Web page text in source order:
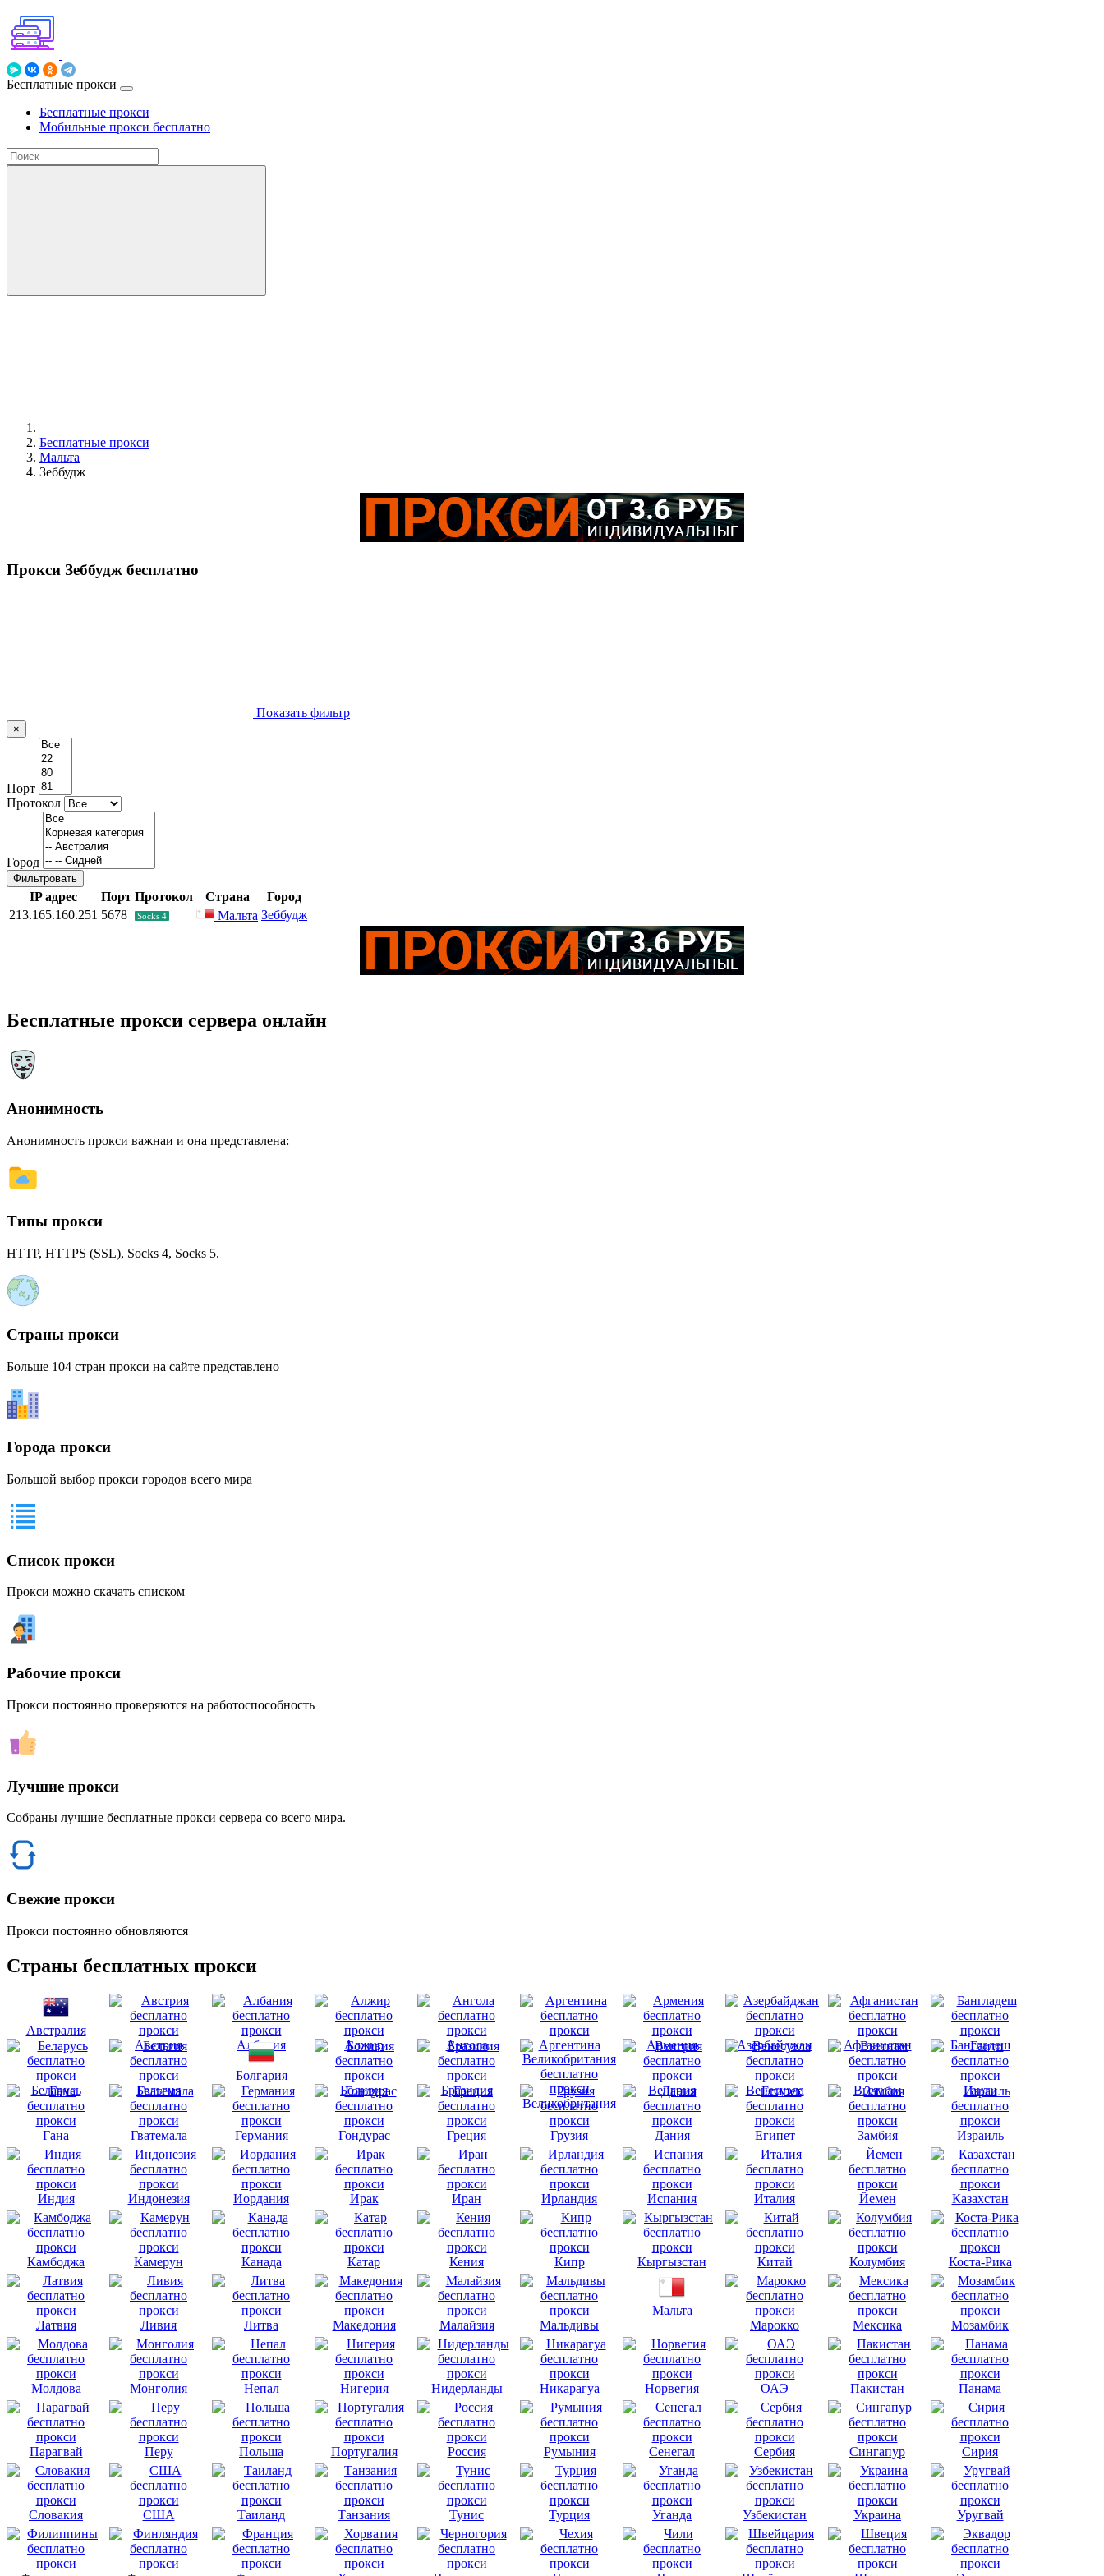
Бесплатные прокси
Бесплатные прокси
Мобильные прокси бесплатно
Бесплатные прокси
Мальта
Зеббудж
Прокси Зеббудж бесплатно
Показать фильтр
×
Порт
Протокол
Город
Фильтровать
IP адрес Порт Протокол Страна
Город
213.165.160.251 5678 Socks 4 Мальта Зеббудж
Бесплатные прокси сервера онлайн
Анонимность
Анонимность прокси важнаи и она представлена:
Типы прокси
HTTP, HTTPS (SSL), Socks 4, Socks 5.
Страны прокси
Больше 104 стран прокси на сайте представлено
Города прокси
Большой выбор прокси городов всего мира
Список прокси
Прокси можно скачать списком
Рабочие прокси
Прокси постоянно проверяются на работоспособность
Лучшие прокси
Собраны лучшие бесплатные прокси сервера со всего мира.
Свежие прокси
Прокси постоянно обновляются
Страны бесплатных прокси
Австралия
Австрия
Албания Алжир Ангола Аргентина Армения Азербайджан Афганистан Бангладеш
Беларусь Бельгия
Болгария
Боливия
Бразилия
Великобритания
Венгрия Венесуэла Вьетнам Гаити
Гана Гватемала Германия Гондурас Греция Грузия Дания Египет Замбия Израиль
Индия Индонезия Иордания Ирак Иран Ирландия Испания Италия Йемен Казахстан
Камбоджа Камерун Канада Катар Кения Кипр Кыргызстан Китай Колумбия Коста-Рика
Латвия Ливия Литва Македония Малайзия Мальдивы
Мальта
Марокко
Мексика Мозамбик
Молдова Монголия Непал Нигерия Нидерланды Никарагуа Норвегия ОАЭ Пакистан Панама
Парагвай Перу Польша Португалия Россия Румыния Сенегал Сербия Сингапур Сирия
Словакия США Таиланд Танзания Тунис Турция Уганда Узбекистан Украина Уругвай